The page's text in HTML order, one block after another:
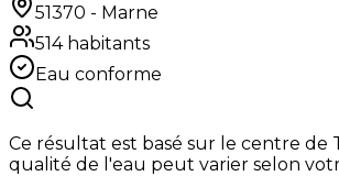
51370 - Marne
514habitants
Eau conforme
Ce résultat est basé sur le centre de
qualité de l'eau peut varier selon